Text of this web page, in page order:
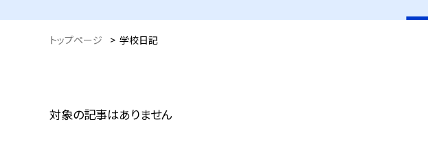
トップページ > 学校日記
対象の記事はありません